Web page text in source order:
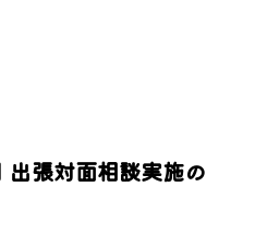
出張対面相談実施の